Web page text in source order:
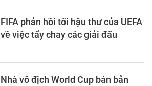
FIFA phản hồi tối hậu thư của UEFA
về việc tẩy chay các giải đấu
Nhà vô địch World Cup bán bản